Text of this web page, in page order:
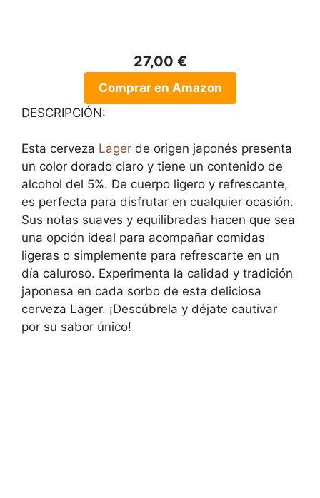
27,00 €
Comprar en Amazon
DESCRIPCIÓN:
Esta cerveza Lager de origen japonés presenta
un color dorado claro y tiene un contenido de
alcohol del 5%. De cuerpo ligero y refrescante,
es perfecta para disfrutar en cualquier ocasión.
Sus notas suaves y equilibradas hacen que sea
una opción ideal para acompañar comidas
ligeras o simplemente para refrescarte en un
día caluroso. Experimenta la calidad y tradición
japonesa en cada sorbo de esta deliciosa
cerveza Lager. ¡Descúbrela y déjate cautivar
por su sabor único!